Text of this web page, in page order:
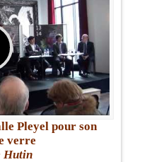
Pleyel pour son
verre
Hutin